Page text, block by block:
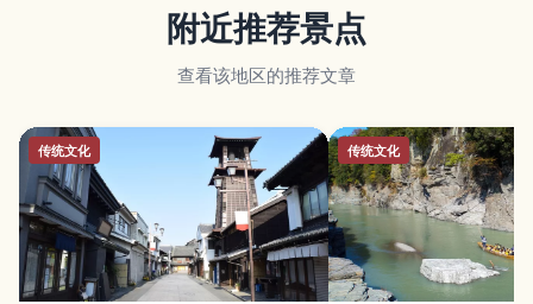
附近推荐景点
查看该地区的推荐文章
传统文化 传统文化